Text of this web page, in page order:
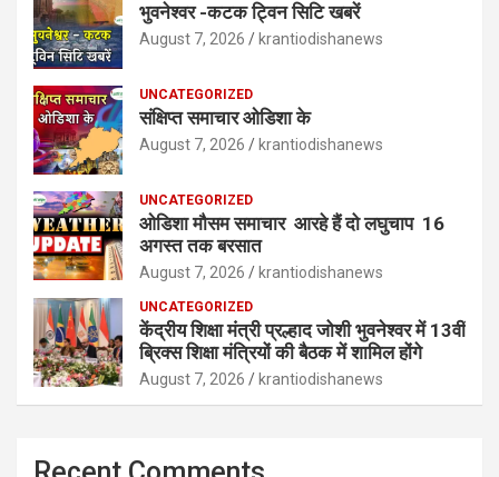
भुवनेश्वर -कटक ट्विन सिटि खबरें
August 7, 2026 krantiodishanews
UNCATEGORIZED
संक्षिप्त समाचार ओडिशा के
August 7, 2026 krantiodishanews
UNCATEGORIZED
ओडिशा मौसम समाचार आरहे हैं दो लघुचाप 16
अगस्त तक बरसात
August 7, 2026 krantiodishanews
UNCATEGORIZED
केंद्रीय शिक्षा मंत्री प्रल्हाद जोशी भुवनेश्वर में 13वीं
ब्रिक्स शिक्षा मंत्रियों की बैठक में शामिल होंगे
August 7, 2026 krantiodishanews